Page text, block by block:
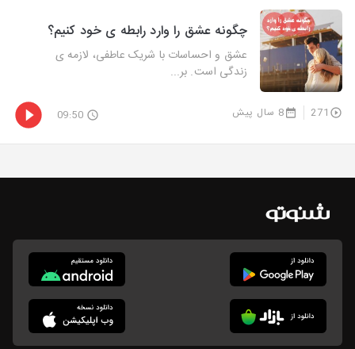
چگونه عشق را وارد رابطه ی خود کنیم؟
عشق و احساسات با شریک عاطفی، لازمه ی
زندگی است. بر...
271 8 سال پیش 09:50